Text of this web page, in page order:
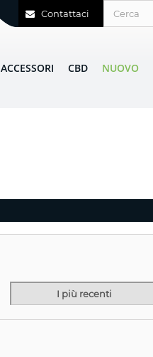
Contattaci
ACCESSORI CBD NUOVO
I più recenti